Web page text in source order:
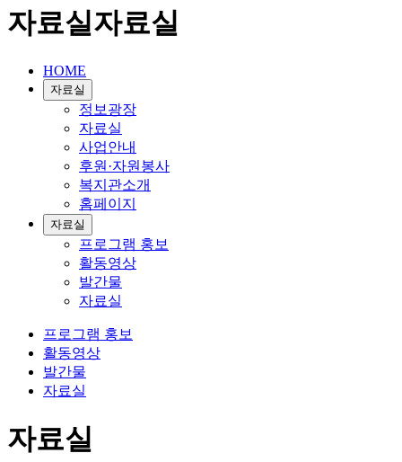
자료실자료실
HOME
자료실
정보광장
자료실
사업안내
후원·자원봉사
복지관소개
홈페이지
자료실
프로그램 홍보
활동영상
발간물
자료실
프로그램 홍보
활동영상
발간물
자료실
자료실